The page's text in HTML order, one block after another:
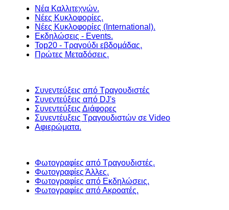
Νέα Καλλιτεχνών.
Νέες Κυκλοφορίες.
Νέες Κυκλοφορίες (International).
Εκδηλώσεις - Events.
Top20 - Τραγούδι εβδομάδας.
Πρώτες Μεταδόσεις.
Συνεντεύξεις από Τραγουδιστές
Συνεντεύξεις από DJ's
Συνεντεύξεις Διάφορες
Συνεντέυξεις Τραγουδιστών σε Video
Αφιερώματα.
Φωτογραφίες από Τραγουδιστές.
Φωτογραφίες Άλλες.
Φωτογραφίες από Εκδηλώσεις.
Φωτογραφίες από Ακροατές.